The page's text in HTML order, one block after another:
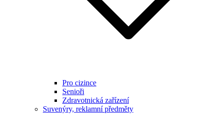
Pro cizince
Senioři
Zdravotnická zařízení
Suvenýry, reklamní předměty